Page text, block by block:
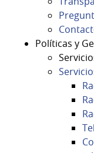
Políticas y